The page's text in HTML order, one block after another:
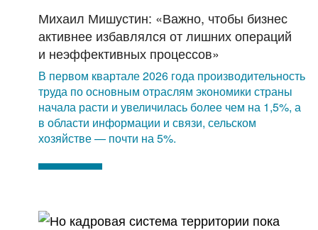
Михаил Мишустин: «Важно, чтобы бизнес
активнее избавлялся от лишних операций
и неэффективных процессов»
В первом квартале 2026 года производительность
труда по основным отраслям экономики страны
начала расти и увеличилась более чем на 1,5%, а
в области информации и связи, сельском
хозяйстве — почти на 5%.